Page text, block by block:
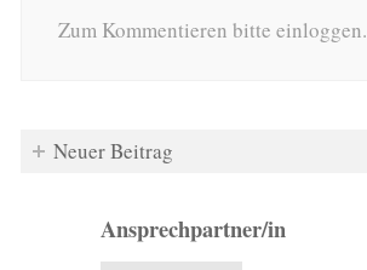
Zum Kommentieren bitte einloggen.
Neuer Beitrag
Ansprechpartner/in